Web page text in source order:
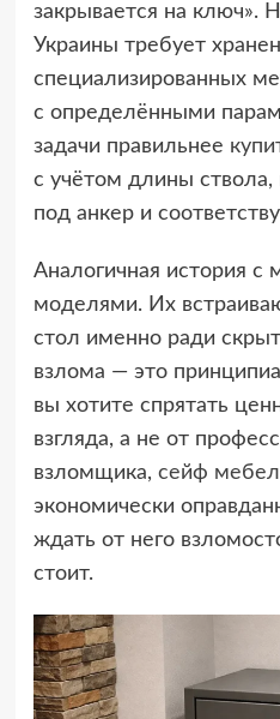
закрывается на ключ».
Украины требует
специализированных
с определёнными
задачи правильнее
с учётом длины
под анкер и
Аналогичная история с
моделями. Их
стол именно ради
взлома — это
вы хотите спрятать
взгляда, а не от
взломщика, сейф
экономически
ждать от него
стоит.